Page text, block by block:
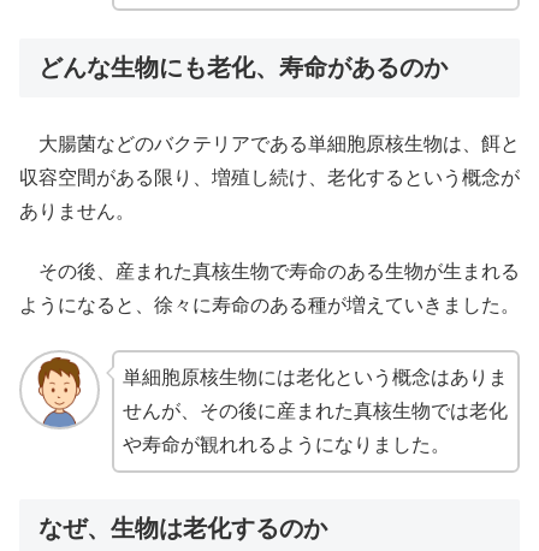
どんな生物にも老化、寿命があるのか
大腸菌などのバクテリアである単細胞原核生物は、餌と
収容空間がある限り、増殖し続け、老化するという概念が
ありません。
その後、産まれた真核生物で寿命のある生物が生まれる
ようになると、徐々に寿命のある種が増えていきました。
単細胞原核生物には老化という概念はありま
せんが、その後に産まれた真核生物では老化
や寿命が観れれるようになりました。
なぜ、生物は老化するのか